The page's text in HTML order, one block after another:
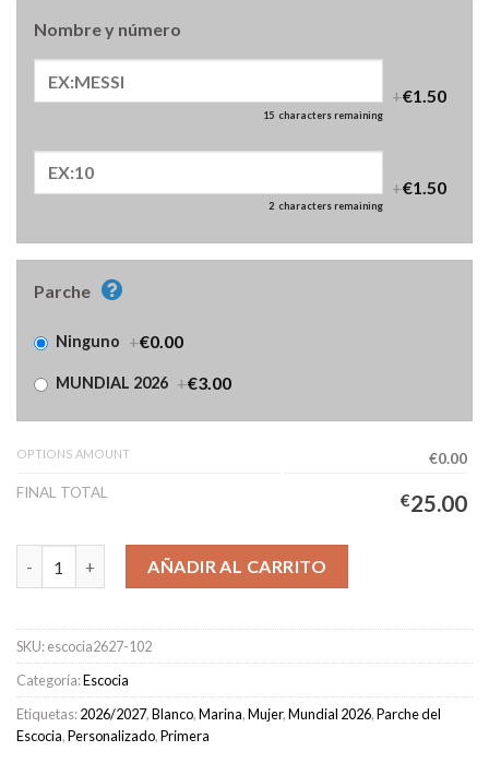
Nombre y número
15 characters remaining
+€1.50
2 characters remaining
+€1.50
Parche
Ninguno +€0.00
MUNDIAL 2026 +€3.00
OPTIONS AMOUNT
€0.00
FINAL TOTAL
€25.00
Camiseta Escocia Primera Equipación Mujer 2026/2027 cantidad
AÑADIR AL CARRITO
SKU:escocia2627-102
Categoría:Escocia
Etiquetas:2026/2027,Blanco,Marina,Mujer,Mundial 2026,Parche del
Escocia,Personalizado,Primera